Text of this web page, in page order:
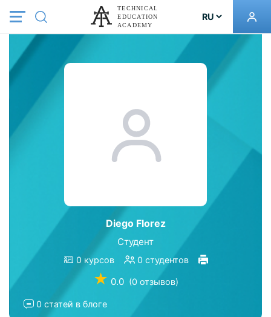
Diego Florez
Студент
0 курсов 0 студентов
★ 0.0 (0 отзывов)
0 статей в блоге